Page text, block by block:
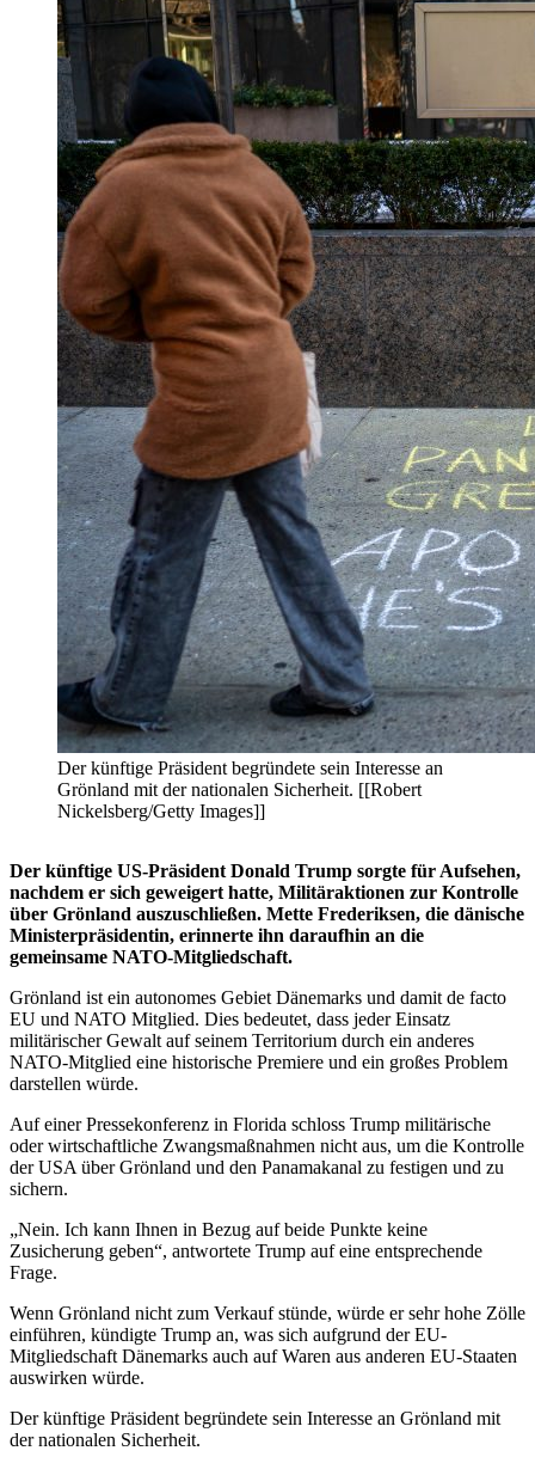
Der künftige Präsident begründete sein Interesse an
Grönland mit der nationalen Sicherheit. [[Robert
Nickelsberg/Getty Images]]
Der künftige US-Präsident Donald Trump sorgte für Aufsehen,
nachdem er sich geweigert hatte, Militäraktionen zur Kontrolle
über Grönland auszuschließen. Mette Frederiksen, die dänische
Ministerpräsidentin, erinnerte ihn daraufhin an die
gemeinsame NATO-Mitgliedschaft.
Grönland ist ein autonomes Gebiet Dänemarks und damit de facto
EU und NATO Mitglied. Dies bedeutet, dass jeder Einsatz
militärischer Gewalt auf seinem Territorium durch ein anderes
NATO-Mitglied eine historische Premiere und ein großes Problem
darstellen würde.
Auf einer Pressekonferenz in Florida schloss Trump militärische
oder wirtschaftliche Zwangsmaßnahmen nicht aus, um die Kontrolle
der USA über Grönland und den Panamakanal zu festigen und zu
sichern.
„Nein. Ich kann Ihnen in Bezug auf beide Punkte keine
Zusicherung geben“, antwortete Trump auf eine entsprechende
Frage.
Wenn Grönland nicht zum Verkauf stünde, würde er sehr hohe Zölle
einführen, kündigte Trump an, was sich aufgrund der EU-
Mitgliedschaft Dänemarks auch auf Waren aus anderen EU-Staaten
auswirken würde.
Der künftige Präsident begründete sein Interesse an Grönland mit
der nationalen Sicherheit.